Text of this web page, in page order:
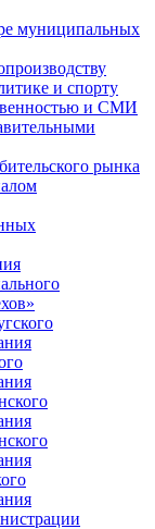
муниципальных
и спорту
и СМИ
рынка